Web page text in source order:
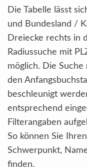
Die Tabelle lässt
und Bundesland /
Dreiecke rechts in
Radiussuche mit
möglich. Die
den
beschleunigt
entsprechend
Filterangaben
So können Sie
Schwerpunkt,
finden.